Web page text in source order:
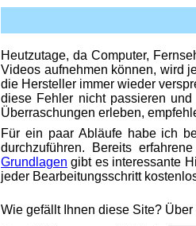
Heutzutage, da Computer,
Videos aufnehmen können, wird
die Hersteller immer wieder
diese Fehler nicht passieren
Überraschungen erleben,
Für ein paar Abläufe habe ich
durchzuführen. Bereits
Grundlagen gibt es interessante
jeder Bearbeitungsschritt
Wie gefällt Ihnen diese Site?